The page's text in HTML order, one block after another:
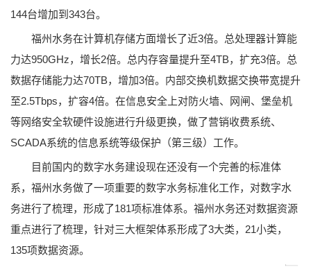
144台增加到343台。
福州水务在计算机存储方面增长了近3倍。总处理器计算能
力达950GHz，增长2倍。总内存容量提升至4TB，扩充3倍。总
数据存储能力达70TB，增加3倍。内部交换机数据交换带宽提升
至2.5Tbps，扩容4倍。在信息安全上对防火墙、网闸、堡垒机
等网络安全软硬件设施进行升级更换，做了营销收费系统、
SCADA系统的信息系统等级保护（第三级）工作。
目前国内的数字水务建设现在还没有一个完善的标准体
系，福州水务做了一项重要的数字水务标准化工作，对数字水
务进行了梳理，形成了181项标准体系。福州水务还对数据资源
重点进行了梳理，针对三大框架体系形成了3大类，21小类，
135项数据资源。